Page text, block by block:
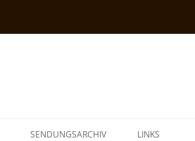
SENDUNGSARCHIV LINKS